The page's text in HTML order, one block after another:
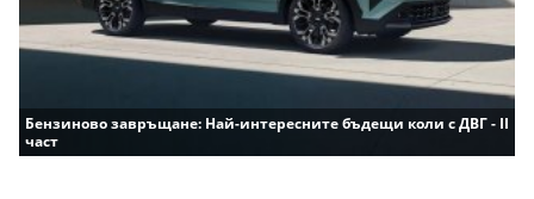
Бензиново завръщане: Най-интересните бъдещи коли с ДВГ - II
част